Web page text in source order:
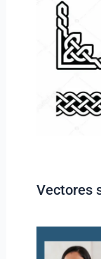
Vectores